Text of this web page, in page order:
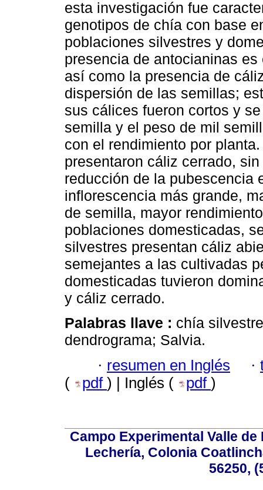
esta investigación fue
genotipos de chía con base
poblaciones silvestres y
presencia de antocianinas
así como la presencia de
dispersión de las semillas;
sus cálices fueron cortos y
semilla y el peso de mil
con el rendimiento por
presentaron cáliz cerrado,
reducción de la pubescencia
inflorescencia más grande,
de semilla, mayor
poblaciones domesticadas,
silvestres presentan cáliz
semejantes a las cultivadas
domesticadas tuvieron
y cáliz cerrado.
Palabras llave : chía
dendrograma; Salvia.
· resumen en Inglés ·
(
pdf ) | Inglés ( pdf )
Campo Experimental Valle
Lechería, Colonia
56250,